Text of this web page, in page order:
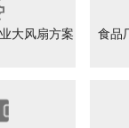
大风扇方案 食品